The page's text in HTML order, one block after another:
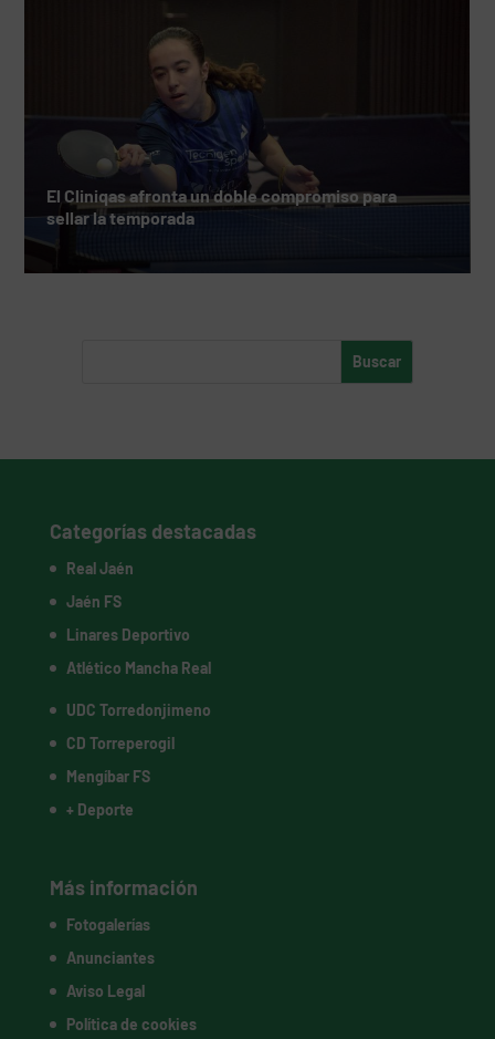
El Cliniqas afronta un doble compromiso para
sellar la temporada
Categorías destacadas
Real Jaén
Jaén FS
Linares Deportivo
Atlético Mancha Real
UDC Torredonjimeno
CD Torreperogil
Mengíbar FS
+ Deporte
Más información
Fotogalerías
Anunciantes
Aviso Legal
Política de cookies